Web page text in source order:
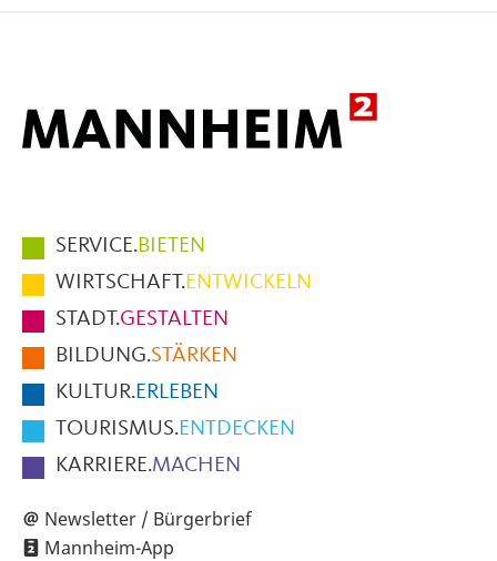
Hauptmenüpunkte
im
Fußbereich
der
Seite
SERVICE.BIETEN
WIRTSCHAFT.ENTWICKELN
STADT.GESTALTEN
BILDUNG.STÄRKEN
KULTUR.ERLEBEN
TOURISMUS.ENTDECKEN
KARRIERE.MACHEN
Newsletter / Bürgerbrief
Mannheim-App